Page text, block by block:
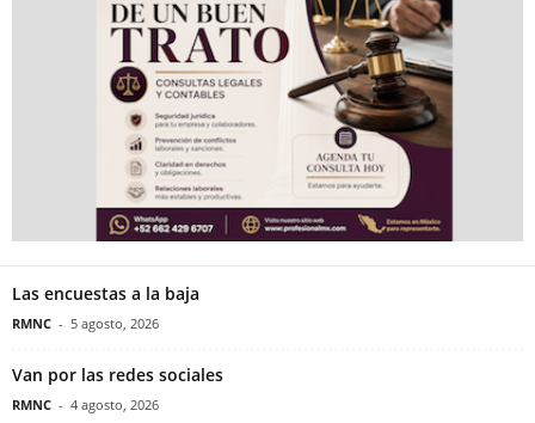
Las encuestas a la baja
RMNC - 5 agosto, 2026
Van por las redes sociales
RMNC - 4 agosto, 2026